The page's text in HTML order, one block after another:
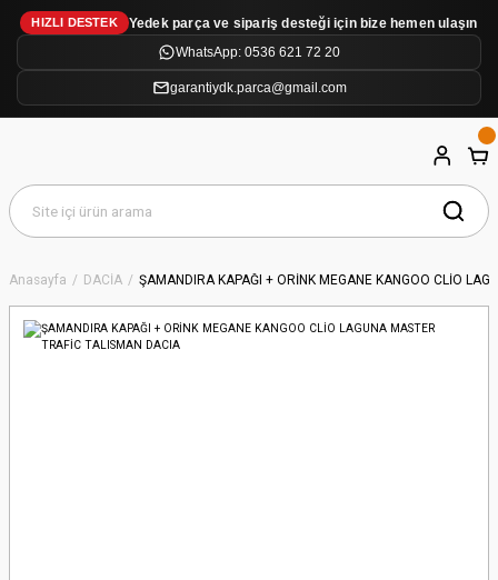
HIZLI DESTEK
Yedek parça ve sipariş desteği için bize hemen ulaşın
WhatsApp: 0536 621 72 20
garantiydk.parca@gmail.com
Anasayfa DACİA ŞAMANDIRA KAPAĞI + ORİNK MEGANE KANGOO CLİO